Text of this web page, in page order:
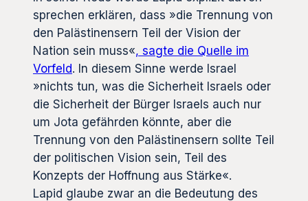
sprechen erklären, dass »die Trennung von
den Palästinensern Teil der Vision der
Nation sein muss«, sagte die Quelle im
Vorfeld. In diesem Sinne werde Israel
»nichts tun, was die Sicherheit Israels oder
die Sicherheit der Bürger Israels auch nur
um Jota gefährden könnte, aber die
Trennung von den Palästinensern sollte Teil
der politischen Vision sein, Teil des
Konzepts der Hoffnung aus Stärke«.
Lapid glaube zwar an die Bedeutung des